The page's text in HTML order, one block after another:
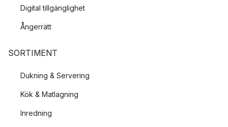
Digital tillgänglighet
Ångerrätt
SORTIMENT
Dukning & Servering
Kök & Matlagning
Inredning